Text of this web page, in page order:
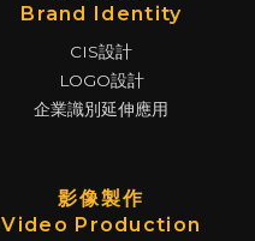
Brand Identity
CIS設計
LOGO設計
企業識別延伸應用
影像製作
Video Production